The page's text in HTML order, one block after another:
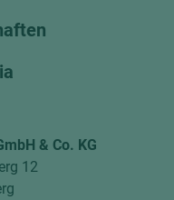
& Co. KG
12